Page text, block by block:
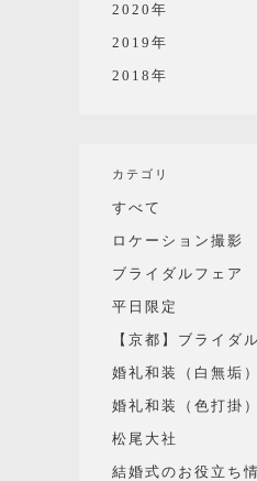
2020年
2019年
2018年
カテゴリ
すべて
ロケーション撮影
ブライダルフェア
平日限定
【京都】ブライダ
婚礼和装（白無垢）
婚礼和装（色打掛）
松尾大社
結婚式のお役立ち